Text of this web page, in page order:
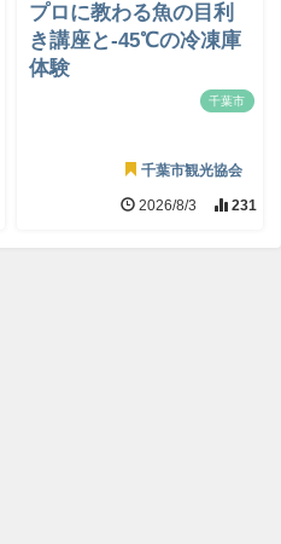
プロに教わる魚の目利
き講座と-45℃の冷凍庫
体験
千葉市
千葉市観光協会
2026/8/3 231